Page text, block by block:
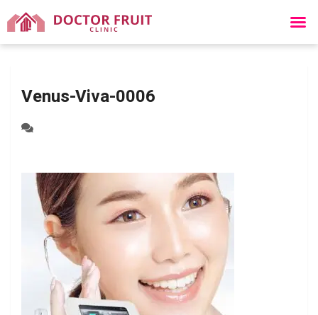
Venus-Viva-0006